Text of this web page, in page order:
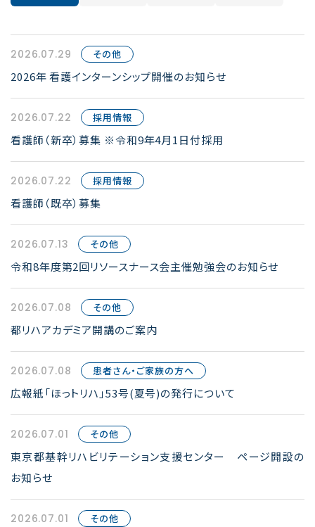
2026.07.29 その他
2026年 看護インターンシップ開催のお知らせ
2026.07.22 採用情報
看護師（新卒）募集 ※令和9年4月1日付採用
2026.07.22 採用情報
看護師（既卒）募集
2026.07.13 その他
令和8年度第2回リソースナース会主催勉強会のお知らせ
2026.07.08 その他
都リハアカデミア開講のご案内
2026.07.08 患者さん・ご家族の方へ
広報紙「ほっトリハ」53号(夏号)の発行について
2026.07.01 その他
東京都基幹リハビリテーション支援センター ページ開設の
お知らせ
2026.07.01 その他